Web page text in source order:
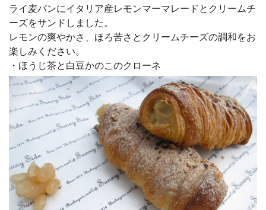
ライ麦パンにイタリア産レモンマーマレードとクリームチ
ーズをサンドしました。
レモンの爽やかさ、ほろ苦さとクリームチーズの調和をお
楽しみください。
・ほうじ茶と白豆かのこのクローネ